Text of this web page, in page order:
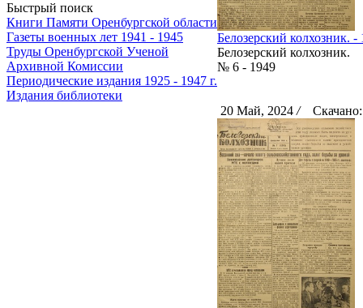
Быстрый поиск
Книги Памяти Оренбургской области
Газеты военных лет 1941 - 1945
Труды Оренбургской Ученой
Архивной Комиссии
Периодические издания 1925 - 1947 г.
Издания библиотеки
Белозерский колхозник.
Белозерский колхозник.
№ 6 - 1949
20 Май, 2024 /